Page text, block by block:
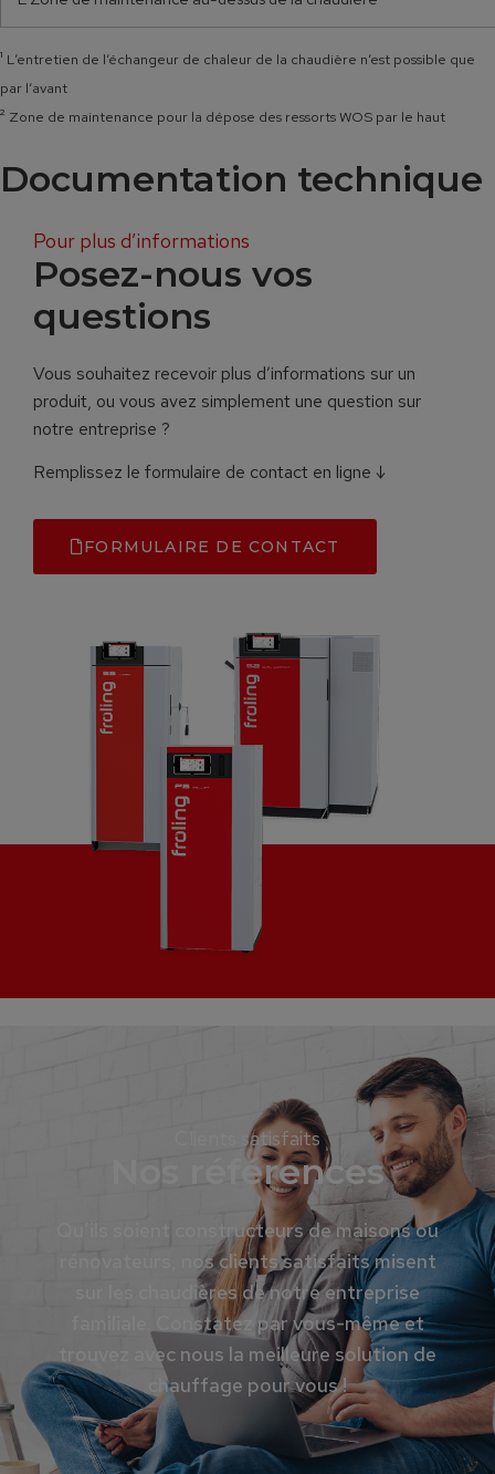
¹ L‘entretien de l‘échangeur de chaleur de la chaudière n‘est possible que
par l‘avant
² Zone de maintenance pour la dépose des ressorts WOS par le haut
Documentation technique
Pour plus d’informations
Posez-nous vos
questions
Vous souhaitez recevoir plus d’informations sur un
produit, ou vous avez simplement une question sur
notre entreprise ?
Remplissez le formulaire de contact en ligne ↓
FORMULAIRE DE CONTACT
Clients satisfaits
Nos références
Qu’ils soient constructeurs de maisons ou
rénovateurs, nos clients satisfaits misent
sur les chaudières de notre entreprise
familiale. Constatez par vous-même et
trouvez avec nous la meilleure solution de
chauffage pour vous !